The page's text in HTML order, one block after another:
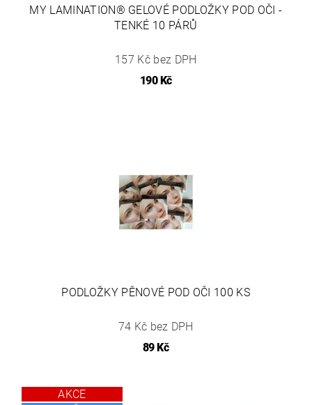
MY LAMINATION® GELOVÉ PODLOŽKY POD OČI -
TENKÉ 10 PÁRŮ
157 Kč bez DPH
190 Kč
PODLOŽKY PĚNOVÉ POD OČI 100 KS
74 Kč bez DPH
89 Kč
AKCE